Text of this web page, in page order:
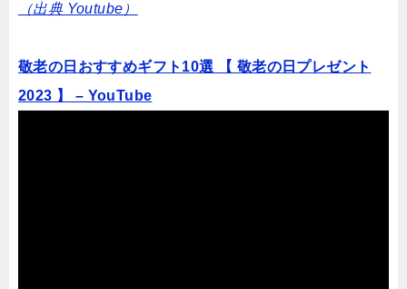
（出典 Youtube）
敬老の日おすすめギフト10選 【 敬老の日プレゼント
2023 】 – YouTube